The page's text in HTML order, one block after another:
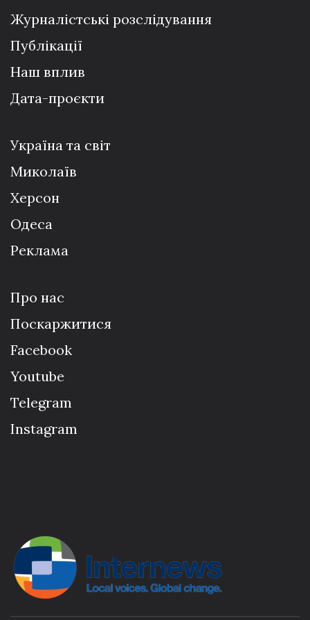
Журналістські розслідування
Публікації
Наш вплив
Дата-проєкти
Україна та світ
Миколаїв
Херсон
Одеса
Реклама
Про нас
Поскаржитися
Facebook
Youtube
Telegram
Instagram